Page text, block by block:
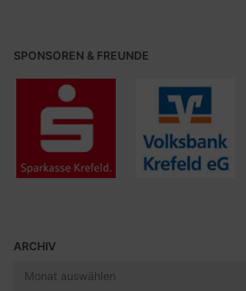
SPONSOREN & FREUNDE
ARCHIV
Archiv